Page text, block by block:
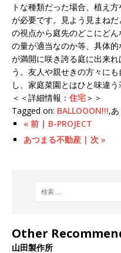
トな種類だった場合、植え
が必要です。見よう見まね
の視点から庭先のどこにど
の量が適当なのか等、具体
が満開に咲き誇る庭に出来
う。友人や親せきの方々に
し、家庭菜園とはひと味違
＜＜詳細情報： 住宅＞＞
Tagged on: BALLOOON!!!,
« 前 | B-PROJECT
あつまる不動産 | 次 »
Other
山田製作所